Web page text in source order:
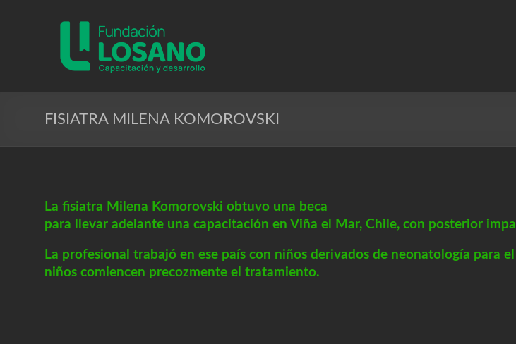
Fundacion
Losano
Losano
la
desarrollo
FISIATRA MILENA KOMOROVSKI
La fisiatra Milena Komorovski obtuvo una beca
para llevar adelante una capacitación en Viña el Mar, Chile, con posterior
La profesional trabajó en ese país con niños derivados de neonatología para
niños comiencen precozmente el tratamiento.